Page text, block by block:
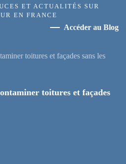
ET ACTUALITÉS SUR
EN FRANCE
Accéder au Blog
toitures et façades